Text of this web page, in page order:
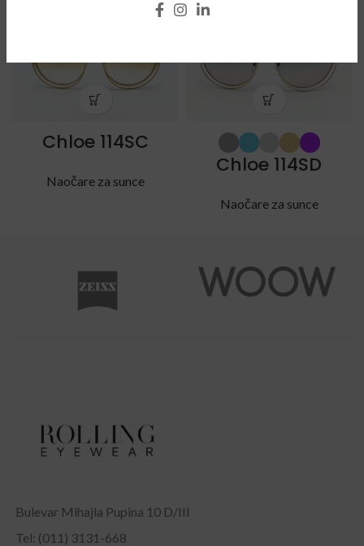
Chloe 114SC
Naočare za sunce
Chloe 114SD
Naočare za sunce
Bulevar Mihajla Pupina 10 D/III
Tel: (011) 3131-668